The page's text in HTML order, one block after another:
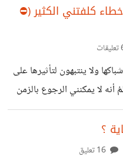
لهذا المجال فقط أم نابعة من
تلقيته مؤخرا من أحد
جدا للمبرمجين : 7 أخطاء كلفتني الكثير (⛔
ولا ينتبهون لتأثيرها على
أنه لا يمكنني الرجوع بالزمن
الكثير ، ولكن .. ماذا لو كان
الشخص الساذج والمغرور
سأقدمها له قبل أن يتورط
؟